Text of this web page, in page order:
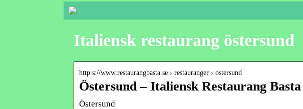
Italiensk restaurang östersund
http s://www.restaurangbasta.se › restauranger › ostersund
Östersund – Italiensk Restaurang Basta
Östersund